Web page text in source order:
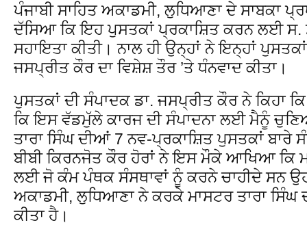
ਪੰਜਾਬੀ ਸਾਹਿਤ ਅਕਾਡਮੀ, ਲੁਧਿਆਣਾ ਦੇ ਸਾਬਕਾ
ਦੱਸਿਆ ਕਿ ਇਹ ਪੁਸਤਕਾਂ ਪ੍ਰਕਾਸ਼ਿਤ ਕਰਨ ਲਈ ਸ.
ਸਹਾਇਤਾ ਕੀਤੀ। ਨਾਲ ਹੀ ਉਨ੍ਹਾਂ ਨੇ ਇਨ੍ਹਾਂ
ਜਸਪ੍ਰੀਤ ਕੌਰ ਦਾ ਵਿਸ਼ੇਸ਼ ਤੌਰ ’ਤੇ ਧੰਨਵਾਦ ਕੀਤਾ।
ਪੁਸਤਕਾਂ ਦੀ ਸੰਪਾਦਕ ਡਾ. ਜਸਪ੍ਰੀਤ ਕੌਰ ਨੇ ਕਿਹਾ
ਕਿ ਇਸ ਵੱਡਮੁੱਲੇ ਕਾਰਜ ਦੀ ਸੰਪਾਦਨਾ ਲਈ ਮੈਨੂੰ
ਤਾਰਾ ਸਿੰਘ ਦੀਆਂ 7 ਨਵ-ਪ੍ਰਕਾਸ਼ਿਤ ਪੁਸਤਕਾਂ ਬਾਰੇ
ਬੀਬੀ ਕਿਰਨਜੋਤ ਕੌਰ ਹੋਰਾਂ ਨੇ ਇਸ ਮੌਕੇ ਆਖਿਆ ਕਿ
ਲਈ ਜੋ ਕੰਮ ਪੰਥਕ ਸੰਸਥਾਵਾਂ ਨੂੰ ਕਰਨੇ ਚਾਹੀਦੇ ਸਨ ਉਹ
ਅਕਾਡਮੀ, ਲੁਧਿਆਣਾ ਨੇ ਕਰਕੇ ਮਾਸਟਰ ਤਾਰਾ ਸਿੰਘ
ਕੀਤਾ ਹੈ।